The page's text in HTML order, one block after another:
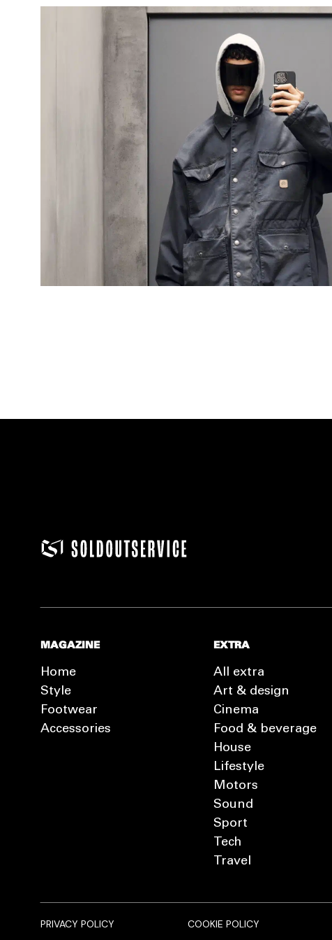
MAGAZINE
Home
Style
Footwear
Accessories
EXTRA
All extra
Art & design
Cinema
Food & beverage
House
Lifestyle
Motors
Sound
Sport
Tech
Travel
PRIVACY POLICY COOKIE POLICY